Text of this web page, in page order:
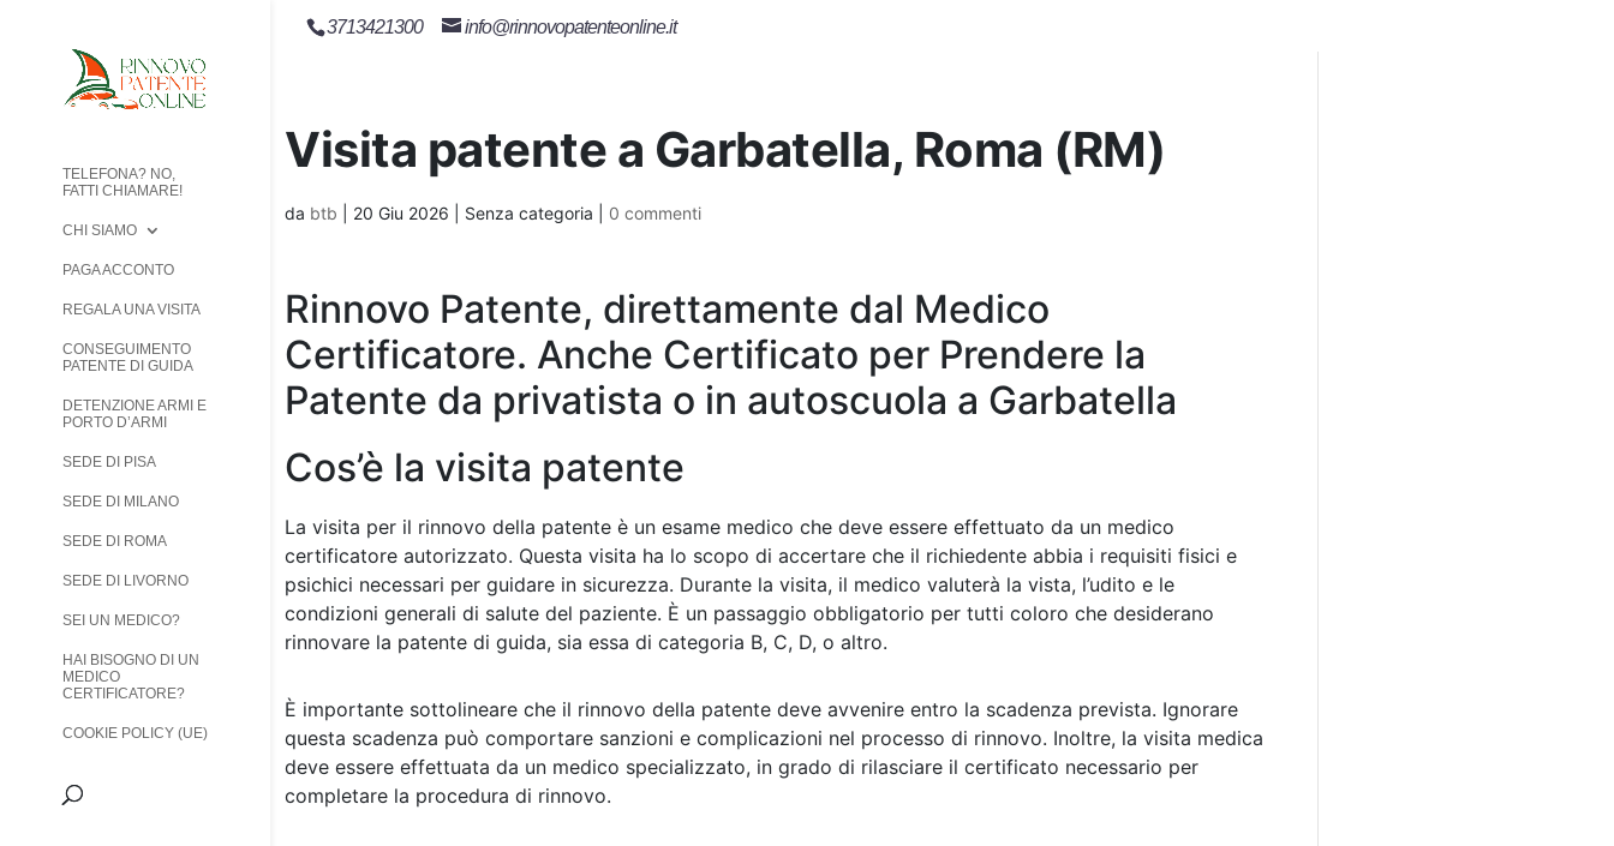
3713421300 info@rinnovopatenteonline.it
TELEFONA? NO,
FATTI CHIAMARE!
CHI SIAMO
PAGA ACCONTO
REGALA UNA VISITA
CONSEGUIMENTO
PATENTE DI GUIDA
DETENZIONE ARMI E
PORTO D’ARMI
SEDE DI PISA
SEDE DI MILANO
SEDE DI ROMA
SEDE DI LIVORNO
SEI UN MEDICO?
HAI BISOGNO DI UN
MEDICO
CERTIFICATORE?
COOKIE POLICY (UE)
Visita patente a Garbatella, Roma (RM)
da btb 20 Giu 2026 | Senza categoria | 0 commenti
Rinnovo Patente, direttamente dal Medico
Certificatore. Anche Certificato per Prendere la
Patente da privatista o in autoscuola a Garbatella
Cos’è la visita patente
La visita per il rinnovo della patente è un esame medico che deve essere effettuato da un medico
certificatore autorizzato. Questa visita ha lo scopo di accertare che il richiedente abbia i requisiti fisici e
psichici necessari per guidare in sicurezza. Durante la visita, il medico valuterà la vista, l’udito e le
condizioni generali di salute del paziente. È un passaggio obbligatorio per tutti coloro che desiderano
rinnovare la patente di guida, sia essa di categoria B, C, D, o altro.
È importante sottolineare che il rinnovo della patente deve avvenire entro la scadenza prevista. Ignorare
questa scadenza può comportare sanzioni e complicazioni nel processo di rinnovo. Inoltre, la visita medica
deve essere effettuata da un medico specializzato, in grado di rilasciare il certificato necessario per
completare la procedura di rinnovo.